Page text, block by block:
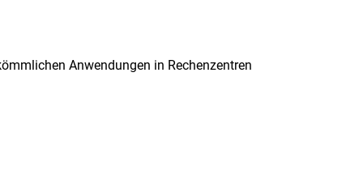
Anwendungen in Rechenzentren